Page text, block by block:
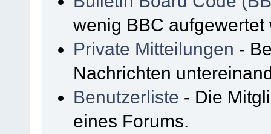
wenig BBC aufgewertet
Private Mitteilungen -
Nachrichten
Benutzerliste - Die
eines Forums.